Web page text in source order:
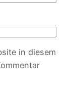
in diesem